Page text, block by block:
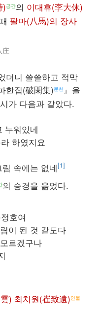
)공간의 이대휴(李大休)
팔마(八馬)의 장사
庄
더니 쓸쓸하고 적막
한집(破閑集)문헌 』을
가 다음과 같았다.
누워있네
하였지요
속에는 없네[1]
의 승경을 읊었다.
호여
이 된 것 같도다
르겠구나
) 최치원(崔致遠)인물